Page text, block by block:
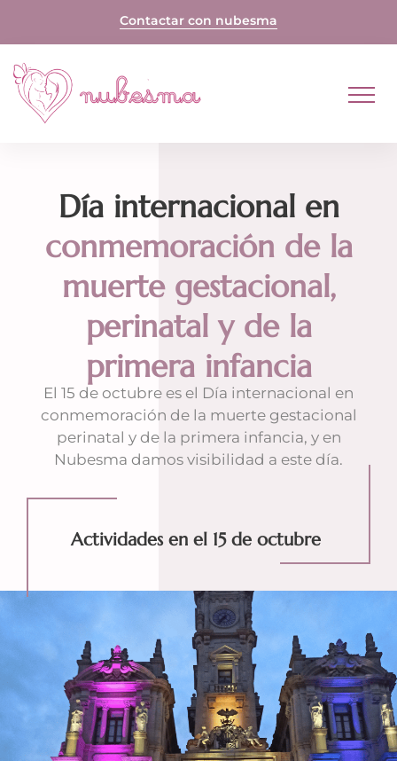
Contactar con nubesma
Día internacional en
conmemoración de la
muerte gestacional,
perinatal y de la
primera infancia
El 15 de octubre es el Día internacional en
conmemoración de la muerte gestacional
perinatal y de la primera infancia, y en
Nubesma damos visibilidad a este día.
Actividades en el 15 de octubre